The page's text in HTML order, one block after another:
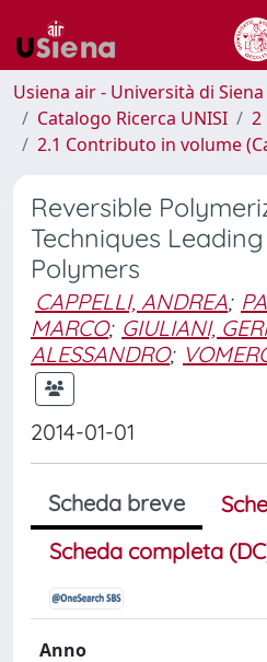
Usiena air - Università di Siena
Catalogo Ricerca UNISI
2
2.1 Contributo in volume
Reversible
Techniques
Polymers
CAPPELLI, ANDREA;
MARCO; GIULIANI,
ALESSANDRO;
2014-01-01
Scheda breve
Scheda completa
Anno